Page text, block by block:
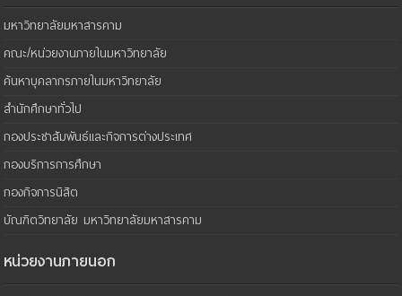
มหาวิทยาลัยมหาสารคาม
คณะ/หน่วยงานภายในมหาวิทยาลัย
ค้นหาบุคลากรภายในมหาวิทยาลัย
สำนักศึกษาทั่วไป
กองประชาสัมพันธ์และกิจการต่างประเทศ
กองบริการการศึกษา
กองกิจการนิสิต
บัณฑิตวิทยาลัย มหาวิทยาลัยมหาสารคาม
หน่วยงานภายนอก